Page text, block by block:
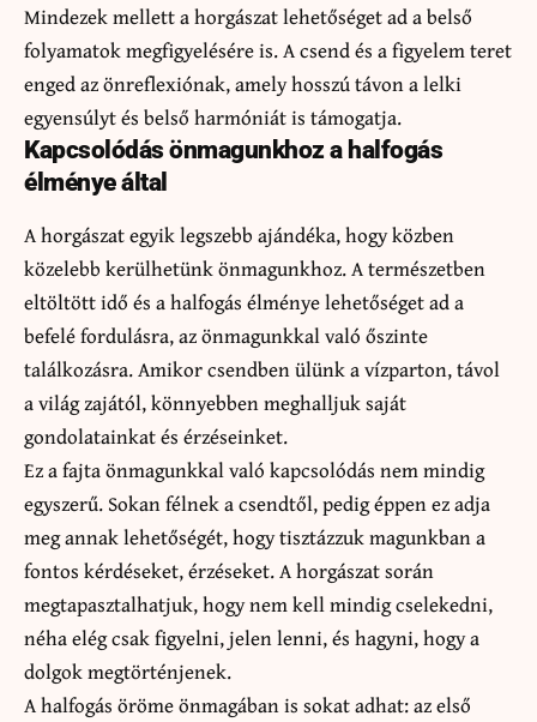
Mindezek mellett a horgászat lehetőséget ad a belső
folyamatok megfigyelésére is. A csend és a figyelem teret
enged az önreflexiónak, amely hosszú távon a lelki
egyensúlyt és belső harmóniát is támogatja.
Kapcsolódás önmagunkhoz a halfogás
élménye által
A horgászat egyik legszebb ajándéka, hogy közben
közelebb kerülhetünk önmagunkhoz. A természetben
eltöltött idő és a halfogás élménye lehetőséget ad a
befelé fordulásra, az önmagunkkal való őszinte
találkozásra. Amikor csendben ülünk a vízparton, távol
a világ zajától, könnyebben meghalljuk saját
gondolatainkat és érzéseinket.
Ez a fajta önmagunkkal való kapcsolódás nem mindig
egyszerű. Sokan félnek a csendtől, pedig éppen ez adja
meg annak lehetőségét, hogy tisztázzuk magunkban a
fontos kérdéseket, érzéseket. A horgászat során
megtapasztalhatjuk, hogy nem kell mindig cselekedni,
néha elég csak figyelni, jelen lenni, és hagyni, hogy a
dolgok megtörténjenek.
A halfogás öröme önmagában is sokat adhat: az első